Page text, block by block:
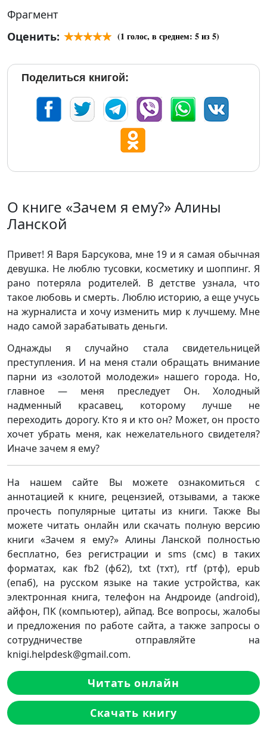
Фрагмент
Оценить:
(1 голос, в среднем: 5из 5)
Поделиться книгой:
О книге «Зачем я ему?» Алины
Ланской
Привет! Я Варя Барсукова, мне 19 и я самая обычная
девушка. Не люблю тусовки, косметику и шоппинг. Я
рано потеряла родителей. В детстве узнала, что
такое любовь и смерть. Люблю историю, а еще учусь
на журналиста и хочу изменить мир к лучшему. Мне
надо самой зарабатывать деньги.
Однажды я случайно стала свидетельницей
преступления. И на меня стали обращать внимание
парни из «золотой молодежи» нашего города. Но,
главное — меня преследует Он. Холодный
надменный красавец, которому лучше не
переходить дорогу. Кто я и кто он? Может, он просто
хочет убрать меня, как нежелательного свидетеля?
Иначе зачем я ему?
На нашем сайте Вы можете ознакомиться с
аннотацией к книге, рецензией, отзывами, а также
прочесть популярные цитаты из книги. Также Вы
можете читать онлайн или скачать полную версию
книги «Зачем я ему?» Алины Ланской полностью
бесплатно, без регистрации и sms (смс) в таких
форматах, как fb2 (фб2), txt (тхт), rtf (ртф), epub
(епаб), на русском языке на такие устройства, как
электронная книга, телефон на Андроиде (android),
айфон, ПК (компьютер), айпад. Все вопросы, жалобы
и предложения по работе сайта, а также запросы о
сотрудничестве отправляйте на
knigi.helpdesk@gmail.com.
Читать онлайн
Скачать книгу